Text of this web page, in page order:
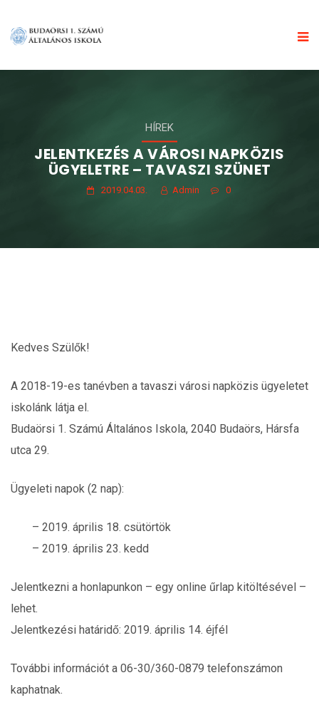
HÍREK
JELENTKEZÉS A VÁROSI NAPKÖZIS
ÜGYELETRE – TAVASZI SZÜNET
2019.04.03. Admin 0
Kedves Szülők!
A 2018-19-es tanévben a tavaszi városi napközis ügyeletet
iskolánk látja el.
Budaörsi 1. Számú Általános Iskola, 2040 Budaörs, Hársfa
utca 29.
Ügyeleti napok (2 nap):
– 2019. április 18. csütörtök
– 2019. április 23. kedd
Jelentkezni a honlapunkon – egy online űrlap kitöltésével –
lehet.
Jelentkezési határidő: 2019. április 14. éjfél
További információt a 06-30/360-0879 telefonszámon
kaphatnak.